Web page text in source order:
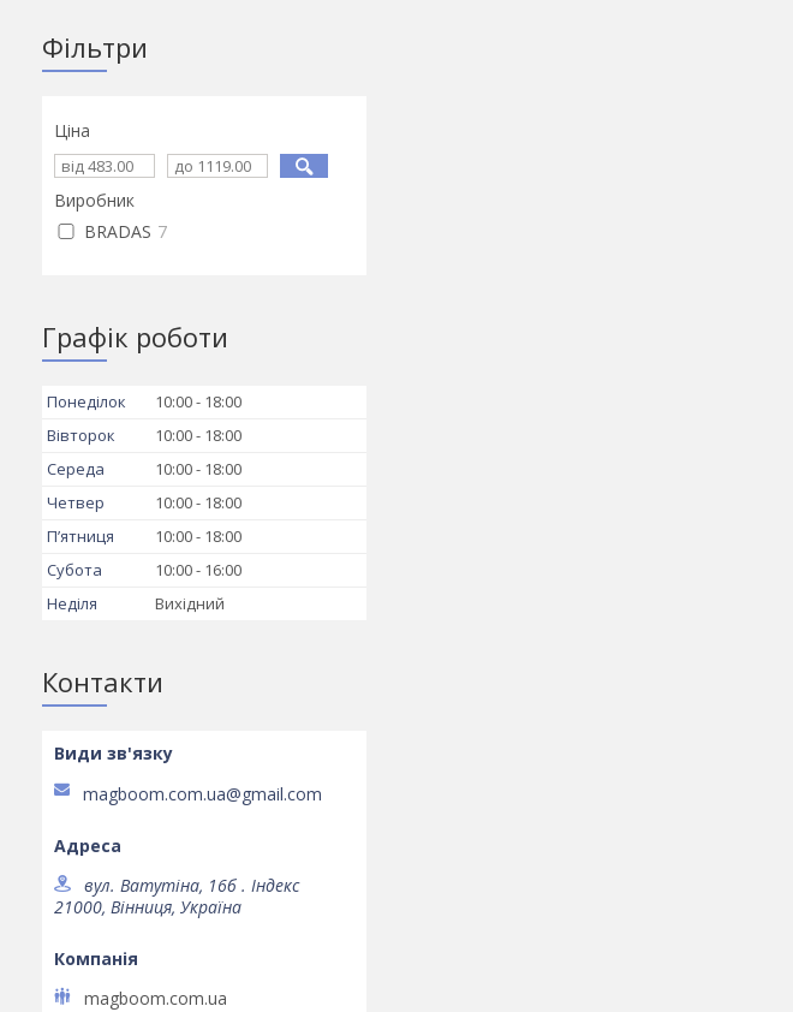
Фільтри
Ціна
Виробник
BRADAS 7
Графік роботи
Понеділок 10:00
18:00
Вівторок
10:00
18:00
Середа
10:00
18:00
Четвер
10:00
18:00
Пʼятниця
10:00
18:00
Субота
10:00
16:00
Неділя
Вихідний
Контакти
magboom.com.ua@gmail.com
вул. Ватутіна, 16б . Індекс
21000, Вінниця, Україна
magboom.com.ua